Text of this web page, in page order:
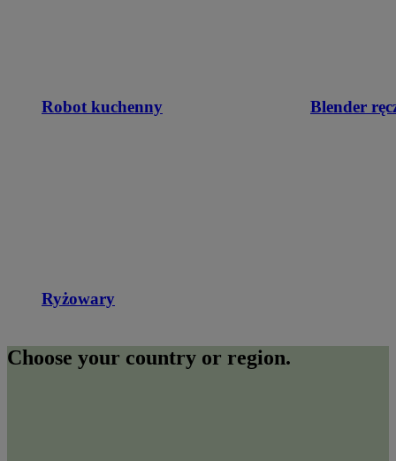
Robot kuchenny Blender
Ryżowary
Choose your country or region.